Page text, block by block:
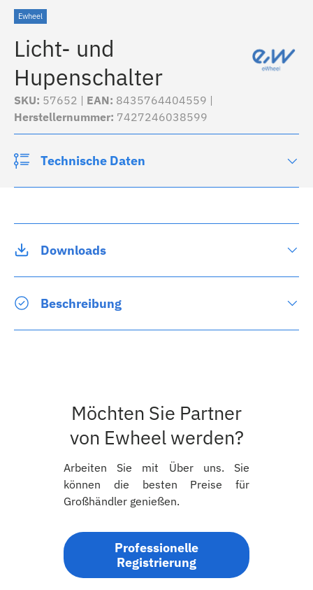
Ewheel
Licht- und
Hupenschalter
SKU: 57652 | EAN: 8435764404559 |
Herstellernummer: 7427246038599
Technische Daten
Downloads
Beschreibung
Möchten Sie Partner
von Ewheel werden?
Arbeiten Sie mit Über uns. Sie
können die besten Preise für
Großhändler genießen.
Professionelle
Registrierung